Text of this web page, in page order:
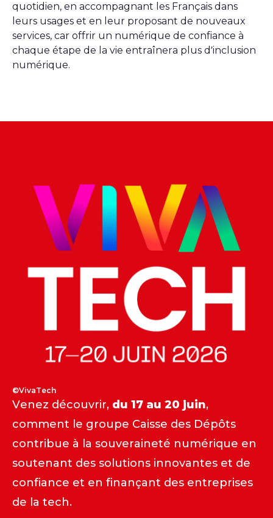
quotidien, en accompagnant les Français dans
leurs usages et en leur proposant de nouveaux
services, car offrir un numérique de confiance à
chaque étape de la vie entraînera plus d’inclusion
numérique.
Vivatech : 17 au 20 juin 2026
©VivaTech
Venez découvrir, du 17 au 20 juin,
comment le groupe Caisse des Dépôts
contribue à la souveraineté numérique en
soutenant des solutions innovantes et de
confiance et en finançant des entreprises
de la tech.